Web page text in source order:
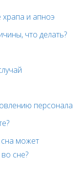
и апноэ
что делать?
персонала
сна может
сне?